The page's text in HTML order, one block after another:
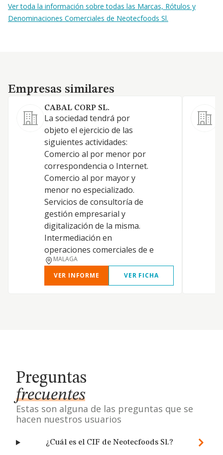
Ver toda la información sobre todas las Marcas, Rótulos y
Denominaciones Comerciales de Neotecfoods Sl.
Empresas similares
Empresas similares
CABAL CORP SL.
La sociedad tendrá por
objeto el ejercicio de las
siguientes actividades:
Comercio al por menor por
correspondencia o Internet.
Comercio al por mayor y
menor no especializado.
Servicios de consultoría de
gestión empresarial y
digitalización de la misma.
Intermediación en
operaciones comerciales de e
MALAGA
VER INFORME
VER FICHA
Preguntas
frecuentes
Estas son alguna de las preguntas que se
hacen nuestros usuarios
¿Cuál es el CIF de Neotecfoods Sl.?